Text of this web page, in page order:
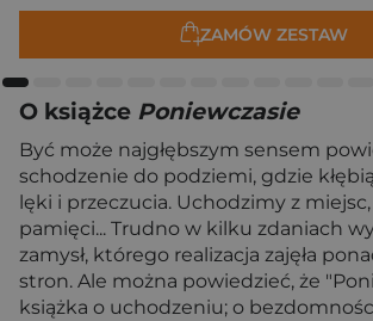
ZAMÓW ZESTAW
O książce Poniewczasie
Być może najgłębszym sensem
schodzenie do podziemi, gdzie
lęki i przeczucia. Uchodzimy z
pamięci... Trudno w kilku zdaniach
zamysł, którego realizacja zajęła
stron. Ale można powiedzieć, że
książka o uchodzeniu; o